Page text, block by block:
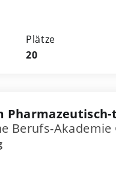
Plätze
20
Berufs-Akademie